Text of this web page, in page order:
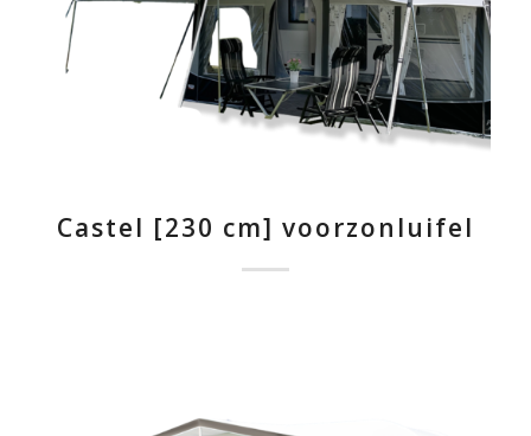
Castel [230 cm] voorzonluifel